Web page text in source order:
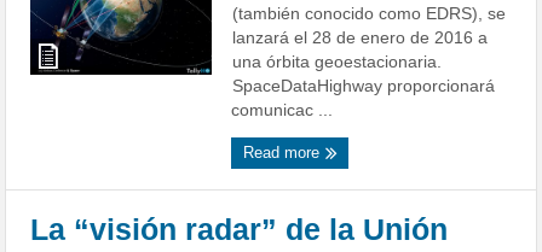
(también conocido como EDRS), se
lanzará el 28 de enero de 2016 a
una órbita geoestacionaria.
SpaceDataHighway proporcionará
comunicac ...
Read more
La “visión radar” de la Unión